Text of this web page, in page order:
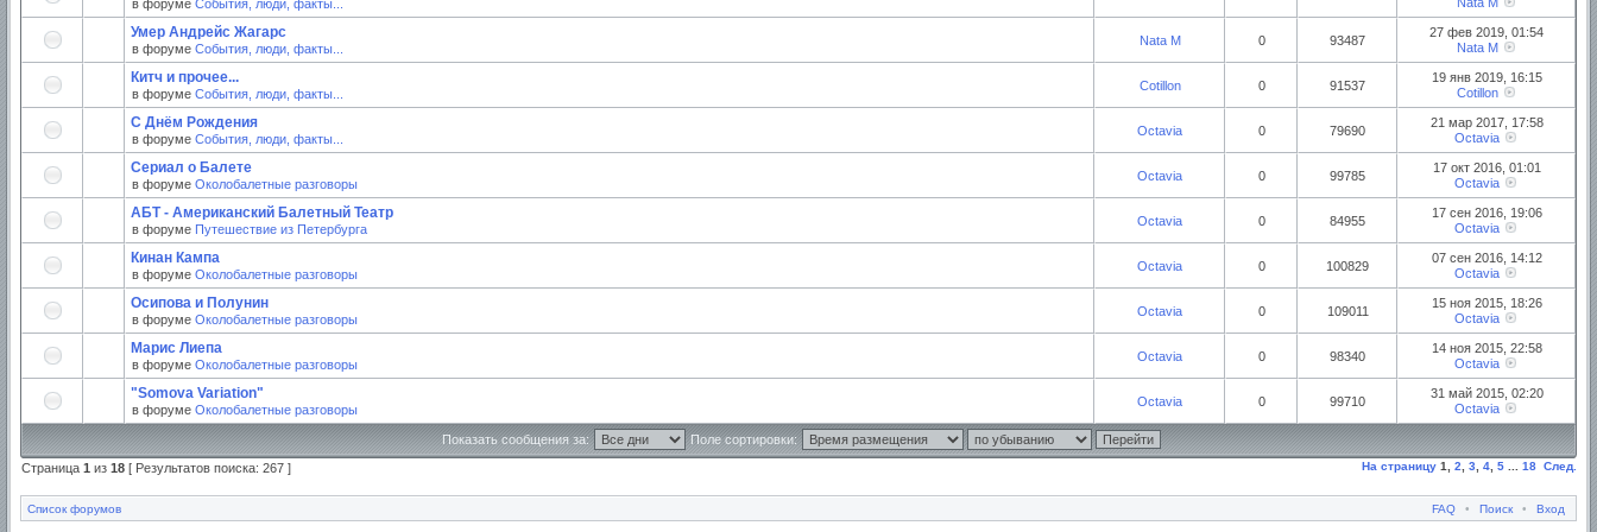
в форуме События, люди, факты...
Умер Андрейс Жагарс
в форуме События, люди, факты...
Nata M 0 93487
27 фев 2019, 01:54
Nata M
Китч и прочее...
в форуме События, люди, факты...
Cotillon 0 91537
19 янв 2019, 16:15
Cotillon
С Днём Рождения
в форуме События, люди, факты...
Octavia 0 79690
21 мар 2017, 17:58
Octavia
Сериал о Балете
в форуме Околобалетные разговоры
Octavia 0 99785
17 окт 2016, 01:01
Octavia
АБТ - Американский Балетный Театр
в форуме Путешествие из Петербурга
Octavia 0 84955
17 сен 2016, 19:06
Octavia
Кинан Кампа
в форуме Околобалетные разговоры
Octavia 0 100829
07 сен 2016, 14:12
Octavia
Осипова и Полунин
в форуме Околобалетные разговоры
Octavia 0 109011
15 ноя 2015, 18:26
Octavia
Марис Лиепа
в форуме Околобалетные разговоры
Octavia 0 98340
14 ноя 2015, 22:58
Octavia
"Somova Variation"
в форуме Околобалетные разговоры
Octavia 0 99710
31 май 2015, 02:20
Octavia
Показать сообщения за:
Поле сортировки:
Страница 1 из 18 [ Результатов поиска: 267 ] На страницу 1 2 3 4 5 18 След.
Список форумов FAQ • Поиск • Вход